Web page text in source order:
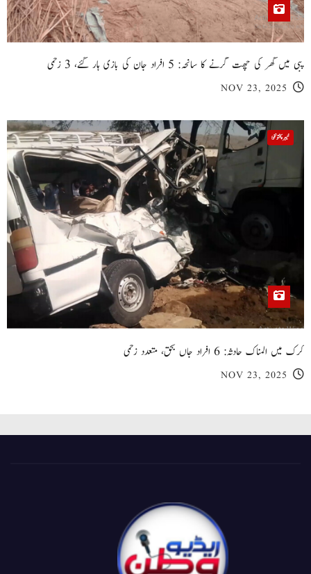
پبی میں گھر کی چھت گرنے کا سانحہ: 5 افراد جان کی بازی ہار گئے، 3 زخمی
NOV 23, 2025
خیبر پختونخوا
کرک میں المناک حادثہ: 6 افراد جاں بحق، متعدد زخمی
NOV 23, 2025